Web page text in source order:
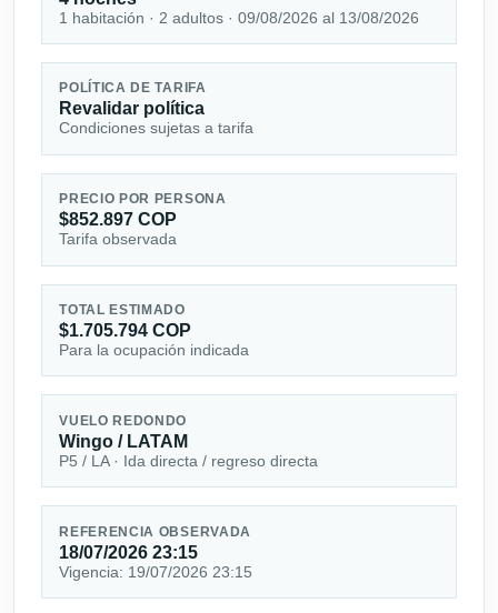
1 habitación · 2 adultos · 09/08/2026 al 13/08/2026
POLÍTICA DE TARIFA
Revalidar política
Condiciones sujetas a tarifa
PRECIO POR PERSONA
$852.897 COP
Tarifa observada
TOTAL ESTIMADO
$1.705.794 COP
Para la ocupación indicada
VUELO REDONDO
Wingo / LATAM
P5 / LA · Ida directa / regreso directa
REFERENCIA OBSERVADA
18/07/2026 23:15
Vigencia: 19/07/2026 23:15